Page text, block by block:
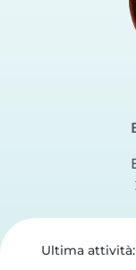
Ultima attività: